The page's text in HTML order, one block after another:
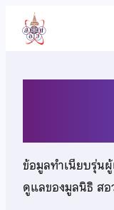
เนื้อหา
ข้อมูลทำเนียบรุ่น
ดูแลของมูลนิธิ สอ